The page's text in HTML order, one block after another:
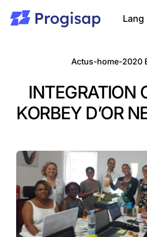
contenu
Clients
Lang
Actus-home-2020
INTEGRATION
KORBEY D’OR